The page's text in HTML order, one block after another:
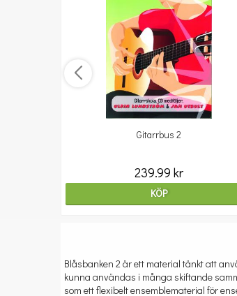
Gitarrbus 2
239.99 kr
KÖP
Blåsbanken 2 är ett material tänkt att
kunna användas i många skiftande
som ett flexibelt ensemblematerial för